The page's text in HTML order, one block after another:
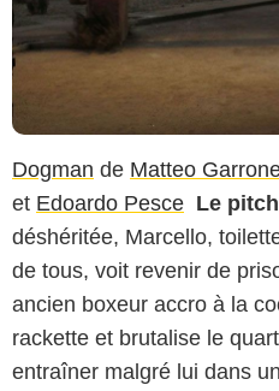
Dogman de Matteo
et Edoardo Pesce Le pitch
déshéritée, Marcello,
de tous, voit revenir de
ancien boxeur accro à la
rackette et brutalise le
entraîner malgré lui dans